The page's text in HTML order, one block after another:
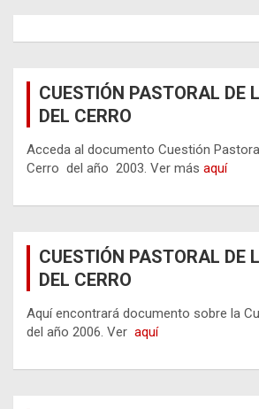
CUESTIÓN PASTORAL DE
DEL CERRO
Acceda al documento Cuestión
Cerro del año 2003. Ver más aquí
CUESTIÓN PASTORAL DE
DEL CERRO
Aquí encontrará documento sobre la
del año 2006. Ver aquí